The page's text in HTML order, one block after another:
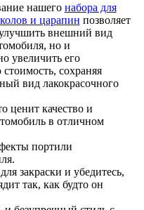
нашего набора для
и царапин позволяет
внешний вид
но и
увеличить его
сохраняя
вид лакокрасочного
ценит качество и
в отличном
портили
закраски и убедитесь,
так, как будто он